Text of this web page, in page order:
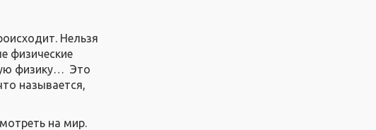
Нельзя
физические
физику… Это
называется,
на мир.